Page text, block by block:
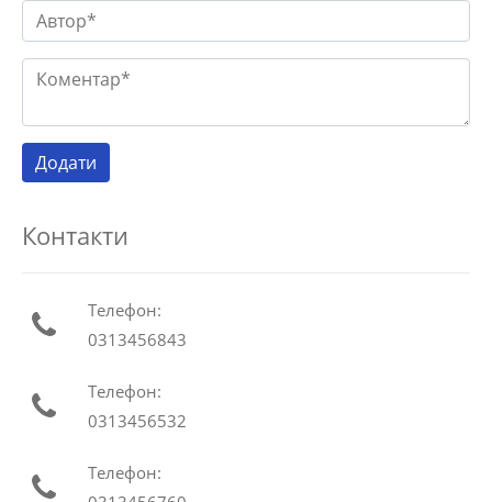
Контакти
Телефон:
0313456843
Телефон:
0313456532
Телефон: